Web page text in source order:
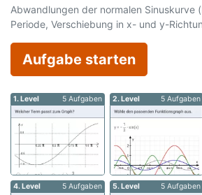
Abwandlungen der normalen Sinuskurve
Periode, Verschiebung in x- und y-
Aufgabe starten
1. Level 5 Aufgaben 2. Level 5 Aufgaben
4. Level 5 Aufgaben 5. Level 5 Aufgaben